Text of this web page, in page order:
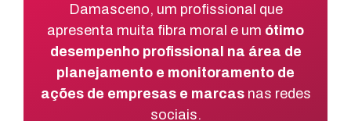
Damasceno, um profissional que
apresenta muita fibra moral e um ótimo
desempenho profissional na área de
planejamento e monitoramento de
ações de empresas e marcasnas redes
sociais.